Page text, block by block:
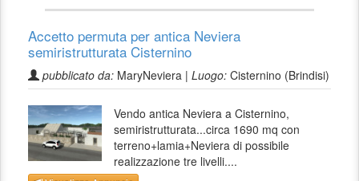
Accetto permuta per antica Neviera
semiristrutturata Cisternino
pubblicato da: MaryNeviera | Luogo: Cisternino (Brindisi)
Vendo antica Neviera a Cisternino,
semiristrutturata...circa 1690 mq con
terreno+lamia+Neviera di possibile
realizzazione tre livelli....